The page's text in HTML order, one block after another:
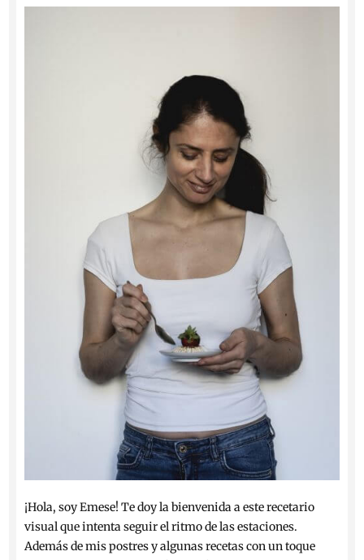
¡Hola, soy Emese! Te doy la bienvenida a este recetario
visual que intenta seguir el ritmo de las estaciones.
Además de mis postres y algunas recetas con un toque